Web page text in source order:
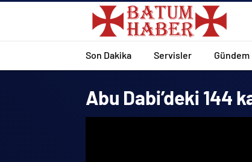
Son Dakika Servisler Gündem
Abu Dabi’deki 144